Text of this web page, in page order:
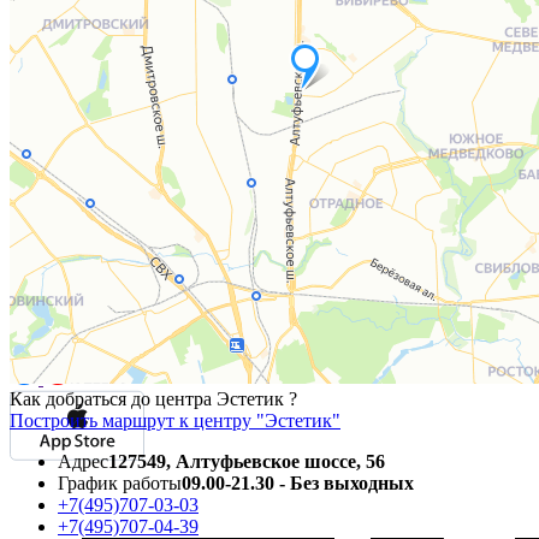
2
6
10
11
Как добраться до центра Эстетик ?
Построить маршрут к центру "Эстетик"
Адрес127549, Алтуфьевское шоссе, 56
График работы09.00-21.30 - Без выходных
+7(495)707-03-03
+7(495)707-04-39